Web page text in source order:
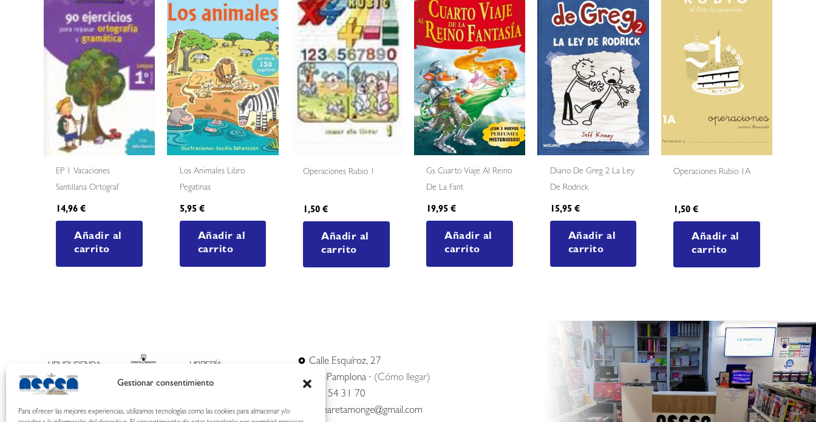
Gestionar consentimiento
Para ofrecer las mejores experiencias, utilizamos tecnologías como las cookies para almacenar y/o
EP 1 Vacaciones
Santillana Ortograf
14,96€
Añadir al
carrito
Los Animales Libro
Pegatinas
5,95 €
Añadir al
carrito
Operaciones Rubio 1
1,50€
Añadir al
carrito
Gs Cuarto Viaje Al Reino
De La Fant
19,95€
Añadir al
carrito
Diario De Greg 2 La Ley
De Rodrick
15,95 €
Añadir al
carrito
Operaciones Rubio 1A
1,50€
Añadir al
carrito
Calle Esquíroz, 27
31007 Pamplona · (Cómo llegar)
687 54 31 70
nerearetamonge@gmail.com